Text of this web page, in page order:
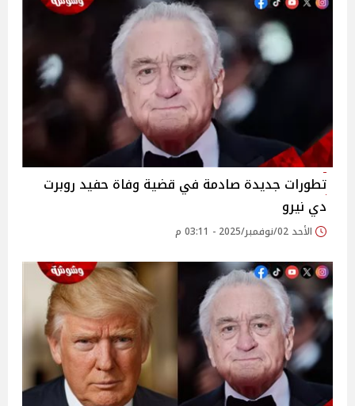
تطورات جديدة صادمة في قضية وفاة حفيد روبرت
دي نيرو
الأحد 02/نوفمبر/2025 - 03:11 م